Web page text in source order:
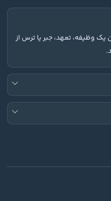
وظیفه، تعهد، جبر یا ترس از